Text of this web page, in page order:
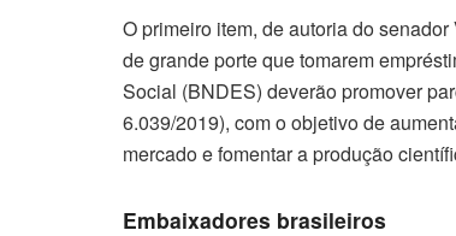
O primeiro item, de autoria do
de grande porte que tomarem
Social (BNDES) deverão promover
6.039/2019), com o objetivo de
mercado e fomentar a produção
Embaixadores brasileiros